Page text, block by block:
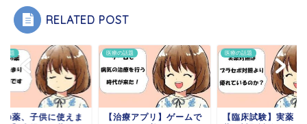
RELATED POST
話題
の薬、子供に使えま
医療の話題
【治療アプリ】ゲームで
医療の話題
【臨床試験】実薬（